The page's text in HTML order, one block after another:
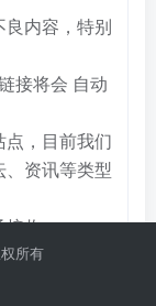
内容，特别
接将会 自动
点，目前我们
、资讯等类型
接收.
所有